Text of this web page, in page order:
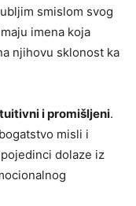
smislom svog
imena koja
njihovu sklonost ka
i promišljeni.
misli i
dolaze iz